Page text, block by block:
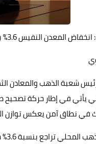
3.6% بواقع 200 جنيه خلال أسبوع
شعبة الذهب والمعادن
يأتي في إطار حركة تصحيح
في نطاق آمن يعكس توازن